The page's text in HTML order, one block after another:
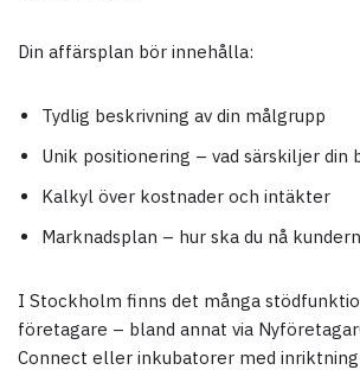
Din affärsplan bör innehålla:
Tydlig beskrivning av din målgrupp
Unik positionering – vad särskiljer din
Kalkyl över kostnader och intäkter
Marknadsplan – hur ska du nå
I Stockholm finns det många
företagare – bland annat via
Connect eller inkubatorer med